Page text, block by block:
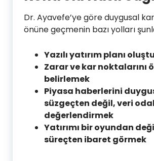
Dr. Ayavefe’ye göre duygusal
önüne geçmenin bazı yolları
Yazılı yatırım planı
Zarar ve kar noktalarını
belirlemek
Piyasa haberlerini
süzgeçten değil, veri
değerlendirmek
Yatırımı bir oyundan
süreçten ibaret görmek